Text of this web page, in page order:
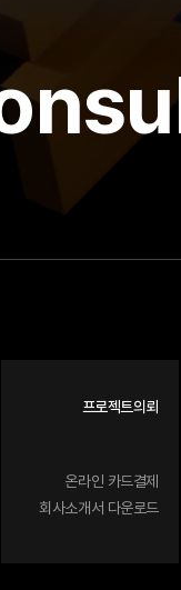
프로젝트의뢰
온라인 카드결제
회사소개서 다운로드